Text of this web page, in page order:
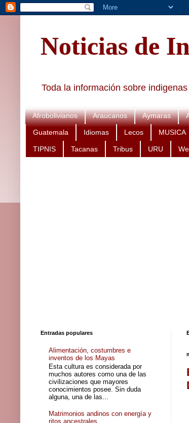
Noticias de
Toda la información sobre indigenas
Afrobolivianos Araucanos Aymaras
Guatemala Idiomas Lecos MUSICA
TIPNIS Tacanas Tribus URU
Entradas populares
Alimentación, costumbres e
inventos de los Mayas
Esta cultura es considerada por
muchos autores como una de las
civilizaciones que mayores
conocimientos posee. Sin duda
alguna, una de las...
Matrimonios andinos con energía y
ritos ancestrales